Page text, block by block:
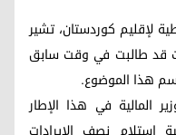
لإقليم كوردستان، تشير
قد طالبت في وقت سابق
هذا الموضوع.
المالية في هذا الإطار